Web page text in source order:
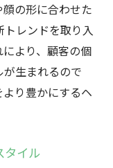
の形に合わせた
レンドを取り入
より、顧客の個
生まれるので
り豊かにするヘ
タイル